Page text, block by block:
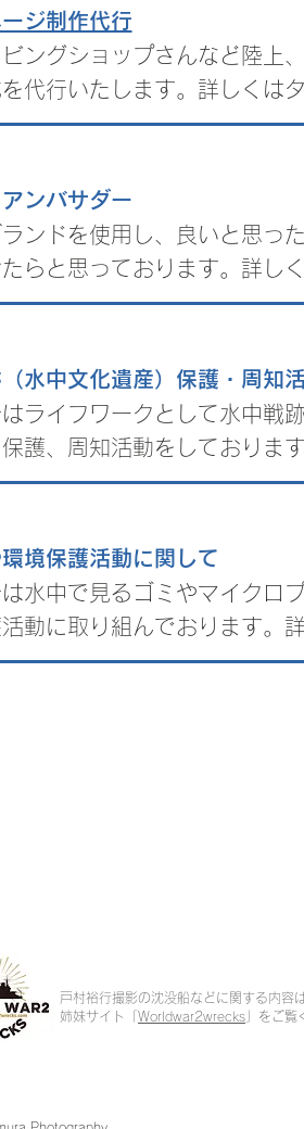
ジ制作代行
ングショップさんなど陸上
代行いたします。詳しくは
ンバサダー
ンドを使用し、良いと思っ
らと思っております。詳し
水中文化遺産）保護・周知
ライフワークとして水中戦
護、周知活動をしておりま
境保護活動に関して
水中で見るゴミやマイクロ
動に取り組んでおります。
戸村裕行撮影の沈没船などに関する内容
姉妹サイト「 Worldwar2wrecks 」をご覧